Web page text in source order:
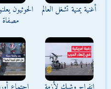
أغنية يمنية تشغل العالم
الحوثيون
مصفاة